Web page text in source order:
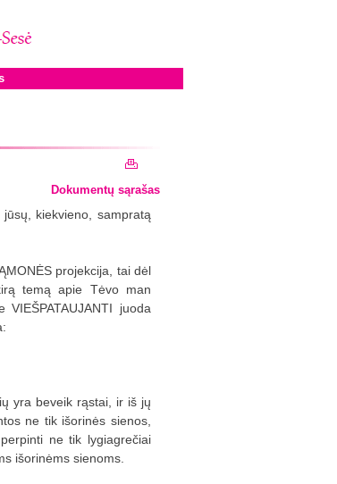
Dokumentų sąrašas
kiekvieno, sampratą
projekcija, tai dėl
temą apie Tėvo man
juoda
yra beveik rąstai, ir iš jų
ne tik išorinės sienos,
ne tik lygiagrečiai
išorinėms sienoms.